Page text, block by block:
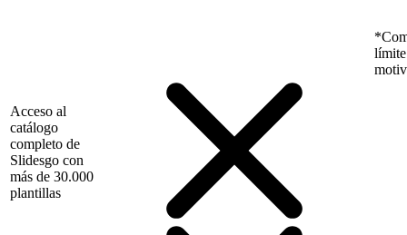
límite
Acceso al
catálogo
completo de
Slidesgo con
más de 30.000
plantillas